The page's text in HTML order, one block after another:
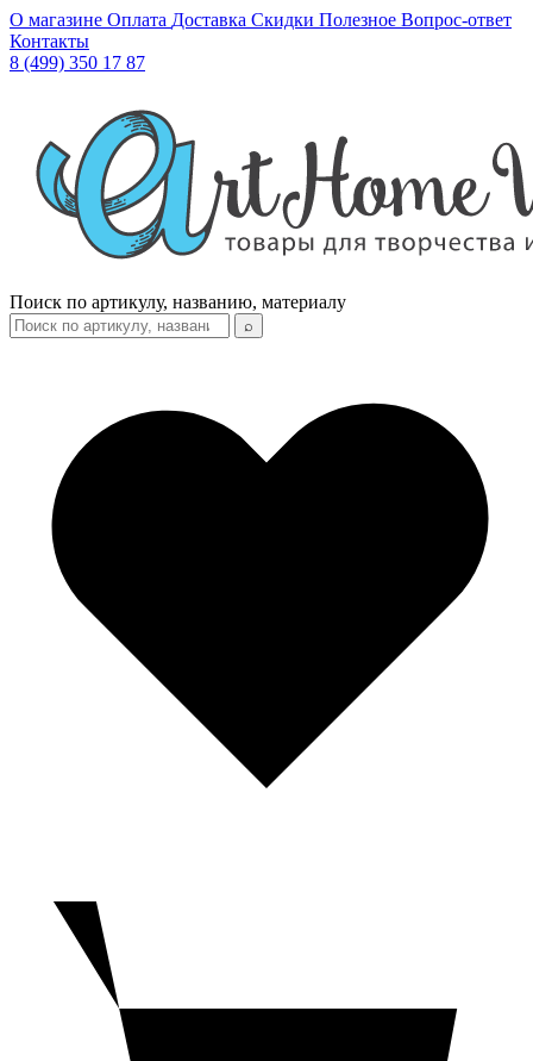
О магазине Оплата Доставка Скидки Полезное Вопрос-ответ
Контакты
8 (499) 350 17 87
Поиск по артикулу, названию, материалу
⌕